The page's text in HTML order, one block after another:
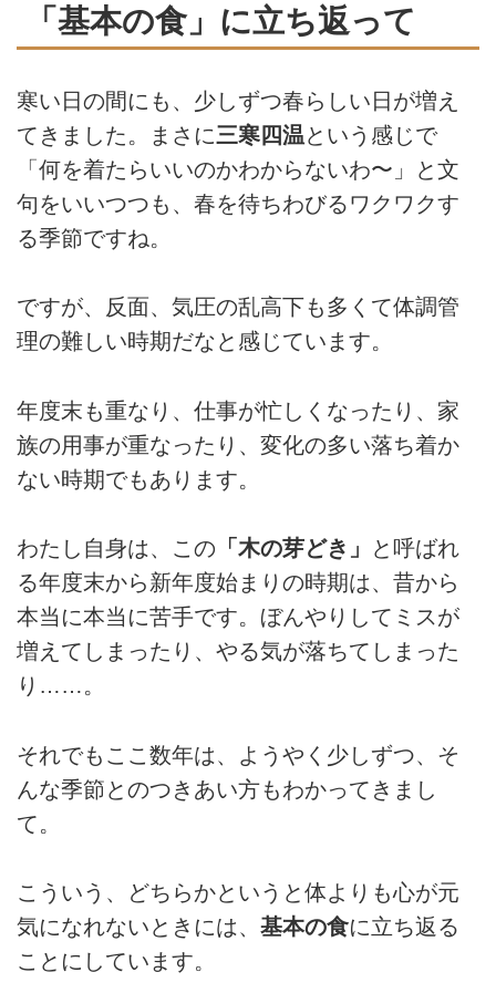
「基本の食」に立ち返って
寒い日の間にも、少しずつ春らしい日が増え
てきました。まさに三寒四温という感じで
「何を着たらいいのかわからないわ〜」と文
句をいいつつも、春を待ちわびるワクワクす
る季節ですね。
ですが、反面、気圧の乱高下も多くて体調管
理の難しい時期だなと感じています。
年度末も重なり、仕事が忙しくなったり、家
族の用事が重なったり、変化の多い落ち着か
ない時期でもあります。
わたし自身は、この 「木の芽どき」
と呼ばれ
る年度末から新年度始まりの時期は、昔から
本当に本当に苦手です。ぼんやりしてミスが
増えてしまったり、やる気が落ちてしまった
り……。
それでもここ数年は、ようやく少しずつ、そ
んな季節とのつきあい方もわかってきまし
て。
こういう、どちらかというと体よりも心が元
気になれないときには、 基本の食に立ち返る
ことにしています。